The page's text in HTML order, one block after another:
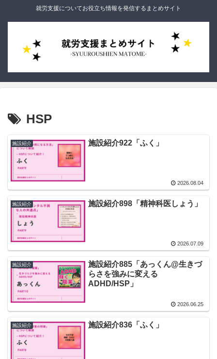
就労支援についてお役立ち情報を発信するまとめサイト
HSP
施設紹介 施設紹介922「ふく」
2026.08.04
施設紹介 施設紹介898「精神科医しょう」
2026.07.09
施設紹介
施設紹介885「あっくん@生きづ
らさを強みに変える
ADHD/HSP」
2026.06.25
施設紹介 施設紹介836「ふく」